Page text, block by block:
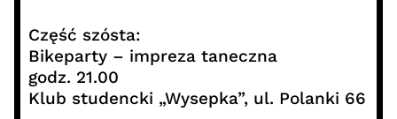
Część szósta:
Bikeparty – impreza taneczna
godz. 21.00
Klub studencki „Wysepka”, ul. Polanki 66